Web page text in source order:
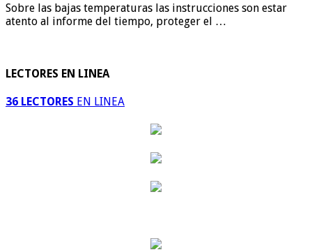
Sobre las bajas temperaturas las instrucciones son estar
atento al informe del tiempo, proteger el …
LECTORES EN LINEA
36 LECTORES EN LINEA